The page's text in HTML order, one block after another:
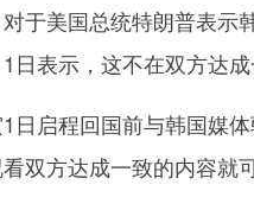
美国总统特朗普表示
日表示，这不在双方达成
启程回国前与韩国媒体
双方达成一致的内容就可